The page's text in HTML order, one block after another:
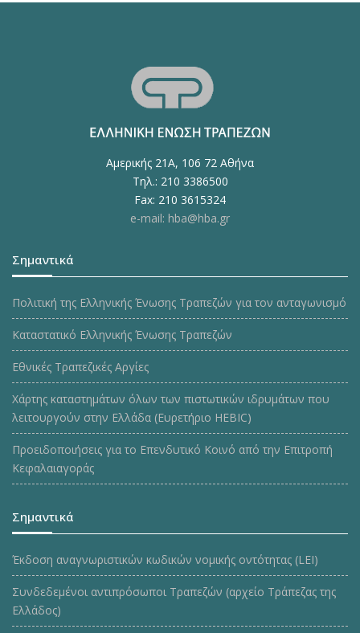
Αμερικής 21Α, 106 72 Αθήνα
Τηλ.: 210 3386500
Fax: 210 3615324
e-mail: hba@hba.gr
Σημαντικά
Πολιτική της Ελληνικής Ένωσης Τραπεζών για τον ανταγωνισμό
Καταστατικό Ελληνικής Ένωσης Τραπεζών
Εθνικές Τραπεζικές Αργίες
Χάρτης καταστημάτων όλων των πιστωτικών ιδρυμάτων που
λειτουργούν στην Ελλάδα (Ευρετήριο HEBIC)
Προειδοποιήσεις για το Επενδυτικό Κοινό από την Επιτροπή
Κεφαλαιαγοράς
Σημαντικά
Έκδοση αναγνωριστικών κωδικών νομικής οντότητας (LEI)
Συνδεδεμένοι αντιπρόσωποι Τραπεζών (αρχείο Τράπεζας της
Ελλάδος)